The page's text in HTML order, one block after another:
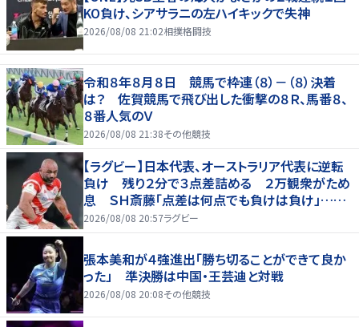
KO負け、シアサラニの左ハイキックで失神
2026/08/08 21:02相撲格闘技
令和８年８月８日 競馬で枠連（８）－（８）決着
は？ 佐賀競馬で飛び出した衝撃の８Ｒ、馬番８、
８番人気のＶ
2026/08/08 21:38その他競技
【ラグビー】日本代表、オーストラリア代表に逆転
負け 残り２分で３点差詰める ２万観衆がため
息 ＳＨ斎藤「点差は何点でも負けは負け」…前
半にＳＯ伊藤龍が先制トライ、３２ー３５で惜敗
2026/08/08 20:57ラグビー
張本美和が４強進出「勝ち切ることができて良か
った」 準決勝は中国・王芸迪と対戦
2026/08/08 20:08その他競技